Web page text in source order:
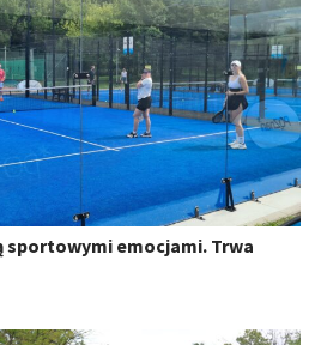
sportowymi emocjami. Trwa